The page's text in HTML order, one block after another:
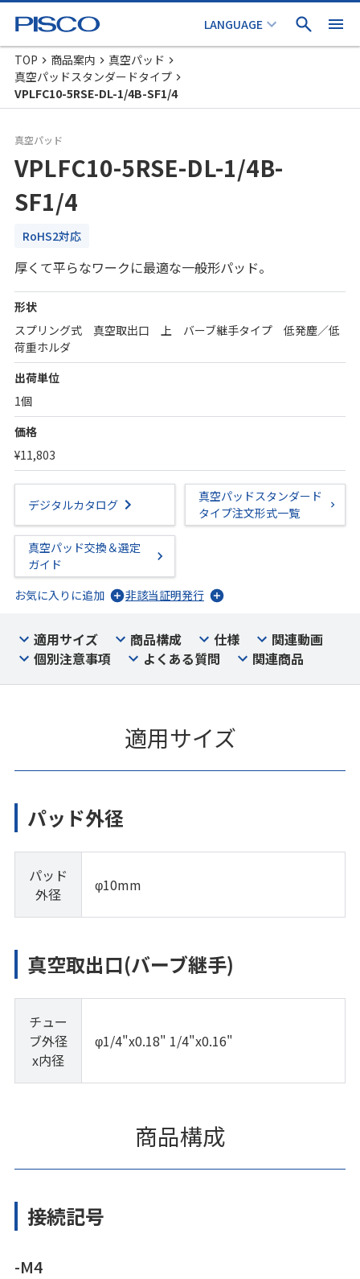
TOP 商品案内
真空パッド
真空パッドスタンダードタイプ
VPLFC10-5RSE-DL-1/4B-SF1/4
真空パッド
VPLFC10-5RSE-DL-1/4B-
SF1/4
RoHS2対応
厚くて平らなワークに最適な一般形パッド。
形状
スプリング式 真空取出口 上 バーブ継手タイプ 低発塵／低
荷重ホルダ
出荷単位
1個
価格
¥11,803
デジタルカタログ
真空パッドスタンダード
タイプ注文形式一覧
真空パッド交換＆選定
ガイド
お気に入りに追加
非該当証明発行
適用サイズ 商品構成 仕様
関連動画
個別注意事項
よくある質問 関連商品
適用サイズ
パッド外径
パッド
外径
φ10mm
真空取出口(バーブ継手)
チュー
ブ外径
x内径
φ1/4"x0.18" 1/4"x0.16"
商品構成
接続記号
-M4